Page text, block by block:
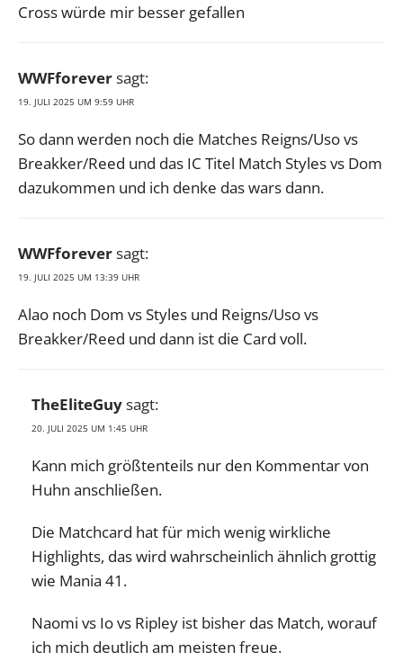
Cross würde mir besser gefallen
WWFforeversagt:
19. JULI 2025 UM 9:59 UHR
So dann werden noch die Matches Reigns/Uso vs
Breakker/Reed und das IC Titel Match Styles vs Dom
dazukommen und ich denke das wars dann.
WWFforeversagt:
19. JULI 2025 UM 13:39 UHR
Alao noch Dom vs Styles und Reigns/Uso vs
Breakker/Reed und dann ist die Card voll.
TheEliteGuysagt:
20. JULI 2025 UM 1:45 UHR
Kann mich größtenteils nur den Kommentar von
Huhn anschließen.
Die Matchcard hat für mich wenig wirkliche
Highlights, das wird wahrscheinlich ähnlich grottig
wie Mania 41.
Naomi vs Io vs Ripley ist bisher das Match, worauf
ich mich deutlich am meisten freue.